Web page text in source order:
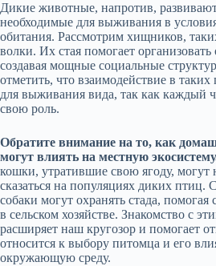
Дикие животные, напротив,
необходимые для выживания в
обитания. Рассмотрим хищников,
волки. Их стая помогает организовать
создавая мощные социальные
отметить, что взаимодействие в
для выживания вида, так как каждый
свою роль.
Обратите внимание на то, как
могут влиять на местную
кошки, утратившие свою ягоду, могут
сказаться на популяциях диких птиц.
собаки могут охранять стада, помогая
в сельском хозяйстве. Знакомство с
расширяет наш кругозор и помогает
относится к выбору питомца и его
окружающую среду.